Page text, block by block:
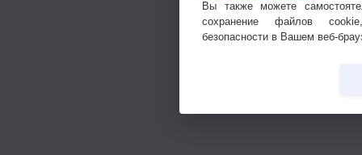
Вы также можете
сохранение файлов
безопасности в Вашем веб-